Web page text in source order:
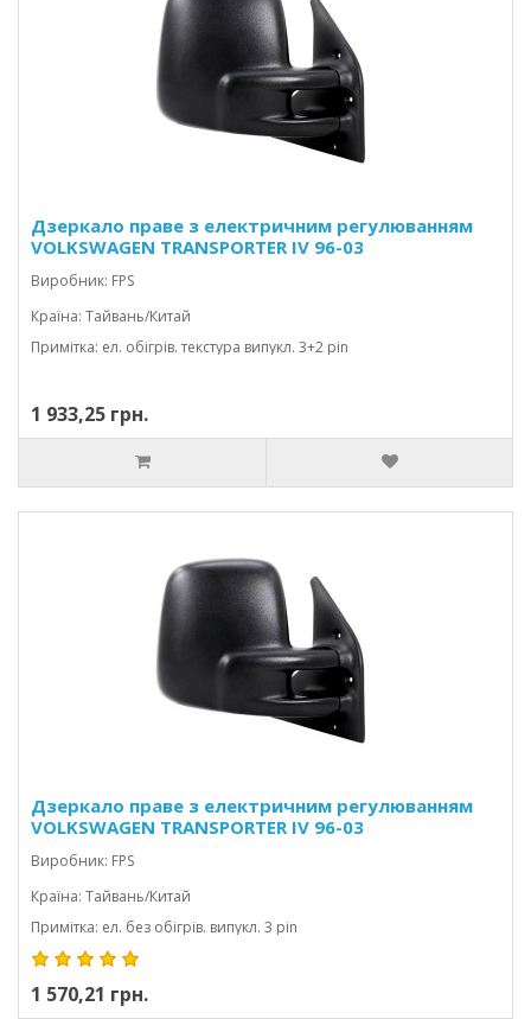
Дзеркало праве з електричним регулюванням
VOLKSWAGEN TRANSPORTER IV 96-03
CARAVELLE/MULTIVAN
Виробник: FPS
Країна: Тайвань/Китай
Примітка: ел. обігрів. текстура випукл. 3+2 pin
1 933,25 грн.
Дзеркало праве з електричним регулюванням
VOLKSWAGEN TRANSPORTER IV 96-03
CARAVELLE/MULTIVAN
Виробник: FPS
Країна: Тайвань/Китай
Примітка: ел. без обігрів. випукл. 3 pin
1 570,21 грн.